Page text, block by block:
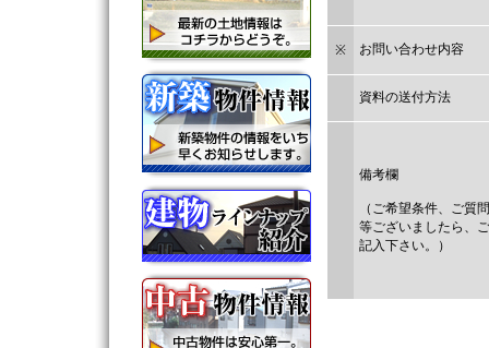
※ お問い合わせ内容
資料の送付方法
備考欄
（ご希望条件、ご質問
等ございましたら、ご
記入下さい。）